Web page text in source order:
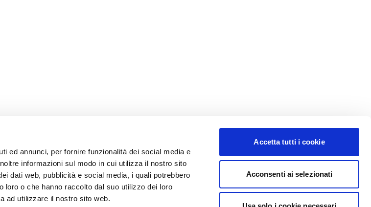
ed annunci, per fornire funzionalità dei social media e
informazioni sul modo in cui utilizza il nostro sito
dati web, pubblicità e social media, i quali potrebbero
loro o che hanno raccolto dal suo utilizzo dei loro
ad utilizzare il nostro sito web.
Accetta tutti i cookie
Acconsenti ai selezionati